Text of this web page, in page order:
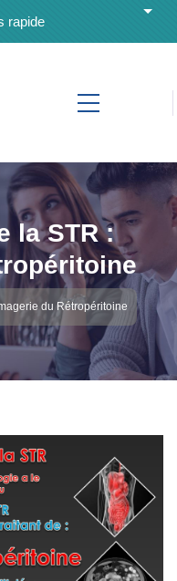
rapide
List
la STR :
du Rétropéritoine